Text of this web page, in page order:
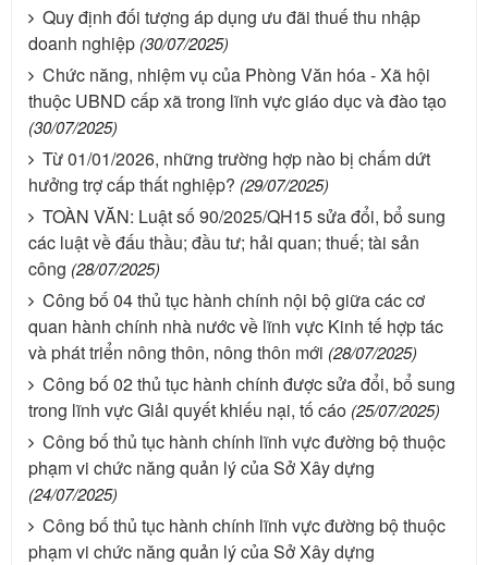
Quy định đối tượng áp dụng ưu đãi thuế thu nhập
doanh nghiệp (30/07/2025)
Chức năng, nhiệm vụ của Phòng Văn hóa - Xã hội
thuộc UBND cấp xã trong lĩnh vực giáo dục và đào tạo
(30/07/2025)
Từ 01/01/2026, những trường hợp nào bị chấm dứt
hưởng trợ cấp thất nghiệp? (29/07/2025)
TOÀN VĂN: Luật số 90/2025/QH15 sửa đổi, bổ sung
các luật về đấu thầu; đầu tư; hải quan; thuế; tài sản
công (28/07/2025)
Công bố 04 thủ tục hành chính nội bộ giữa các cơ
quan hành chính nhà nước về lĩnh vực Kinh tế hợp tác
và phát triển nông thôn, nông thôn mới (28/07/2025)
Công bố 02 thủ tục hành chính được sửa đổi, bổ sung
trong lĩnh vực Giải quyết khiếu nại, tố cáo (25/07/2025)
Công bố thủ tục hành chính lĩnh vực đường bộ thuộc
phạm vi chức năng quản lý của Sở Xây dựng
(24/07/2025)
Công bố thủ tục hành chính lĩnh vực đường bộ thuộc
phạm vi chức năng quản lý của Sở Xây dựng